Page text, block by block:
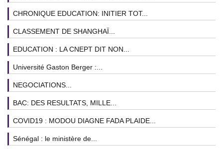
CHRONIQUE EDUCATION: INITIER TOT...
CLASSEMENT DE SHANGHAÏ...
EDUCATION : LA CNEPT DIT NON...
Université Gaston Berger :...
NEGOCIATIONS...
BAC: DES RESULTATS, MILLE...
COVID19 : MODOU DIAGNE FADA PLAIDE...
Sénégal : le ministère de...